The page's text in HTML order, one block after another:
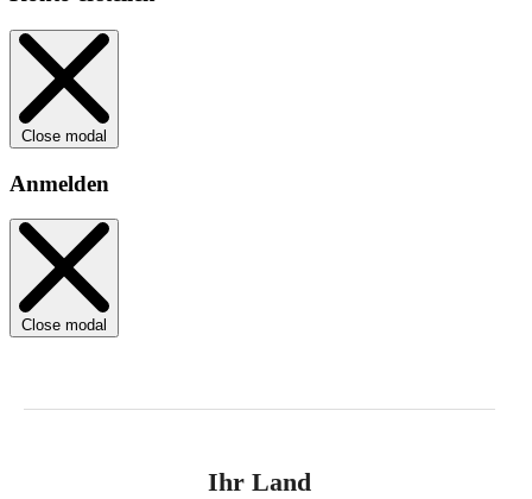
Close modal
Anmelden
Close modal
Ihr Land